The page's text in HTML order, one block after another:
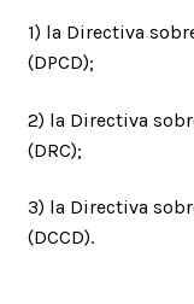
1) la Directiva
(DPCD);
2) la Directiva
(DRC);
3) la Directiva
(DCCD).